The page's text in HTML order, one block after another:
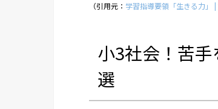
（引用元： 学習指導要領「生きる力」
小3社会！苦
選